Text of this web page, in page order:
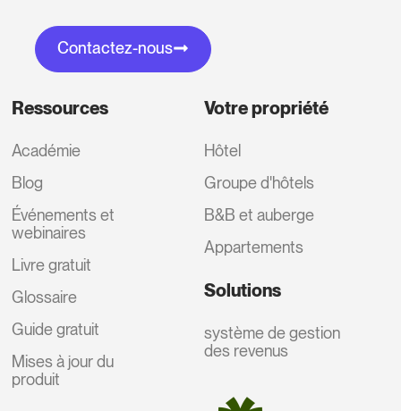
Contactez-nous
Ressources
Académie
Blog
Événements et
webinaires
Livre gratuit
Glossaire
Guide gratuit
Mises à jour du
produit
Votre propriété
Hôtel
Groupe d'hôtels
B&B et auberge
Appartements
Solutions
système de gestion
des revenus